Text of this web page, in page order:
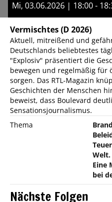
Mi, 03.06.2026 | 18:00 -
Vermischtes(D 2026)
Aktuell, mitreißend und
Deutschlands beliebtestes
"Explosiv" präsentiert die
bewegen und regelmäßig für
sorgen. Das RTL-Magazin
Geschichten der Menschen
beweist, dass Boulevard
Sensationsjournalismus.
Thema
Welt.
Eine
bei
Nächste Folgen